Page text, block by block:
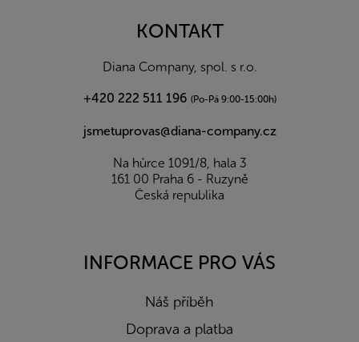
KONTAKT
Diana Company, spol. s r.o.
+420 222 511 196 (Po-Pá 9:00-15:00h)
jsmetuprovas@diana-company.cz
Na hůrce 1091/8, hala 3
161 00 Praha 6 - Ruzyně
Česká republika
INFORMACE PRO VÁS
Náš příběh
Doprava a platba